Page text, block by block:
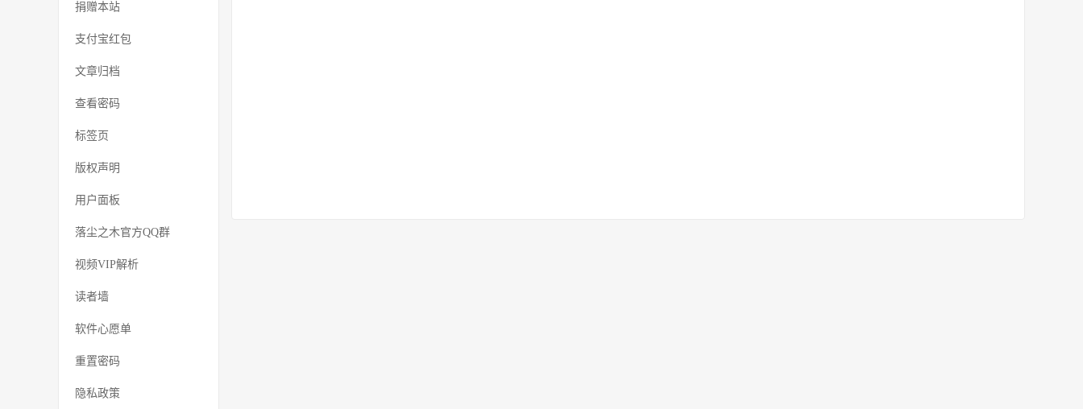
捐赠本站
支付宝红包
文章归档
查看密码
标签页
版权声明
用户面板
落尘之木官方QQ群
视频VIP解析
读者墙
软件心愿单
重置密码
隐私政策